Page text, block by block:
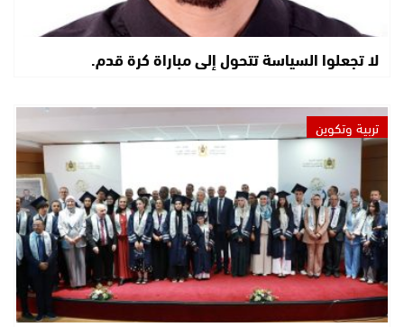
لا تجعلوا السياسة تتحول إلى مباراة كرة قدم.
تربية وتكوين